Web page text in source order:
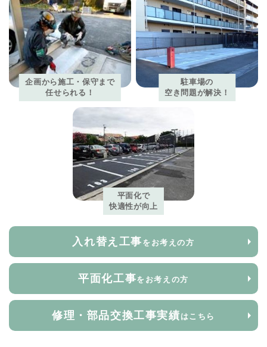
企画から施工・保守まで
任せられる！
駐車場の
空き問題が解決！
平面化で
快適性が向上
入れ替え工事 をお考えの方
平面化工事をお考えの方
修理・部品交換工事実績 はこちら